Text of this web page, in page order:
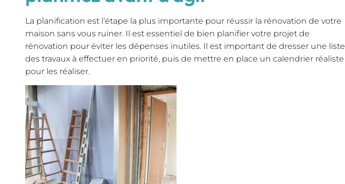
La planification est l’étape la plus importante pour réussir la rénovation de votre
maison sans vous ruiner. Il est essentiel de bien planifier votre projet de
rénovation pour éviter les dépenses inutiles. Il est important de dresser une liste
des travaux à effectuer en priorité, puis de mettre en place un calendrier réaliste
pour les réaliser.